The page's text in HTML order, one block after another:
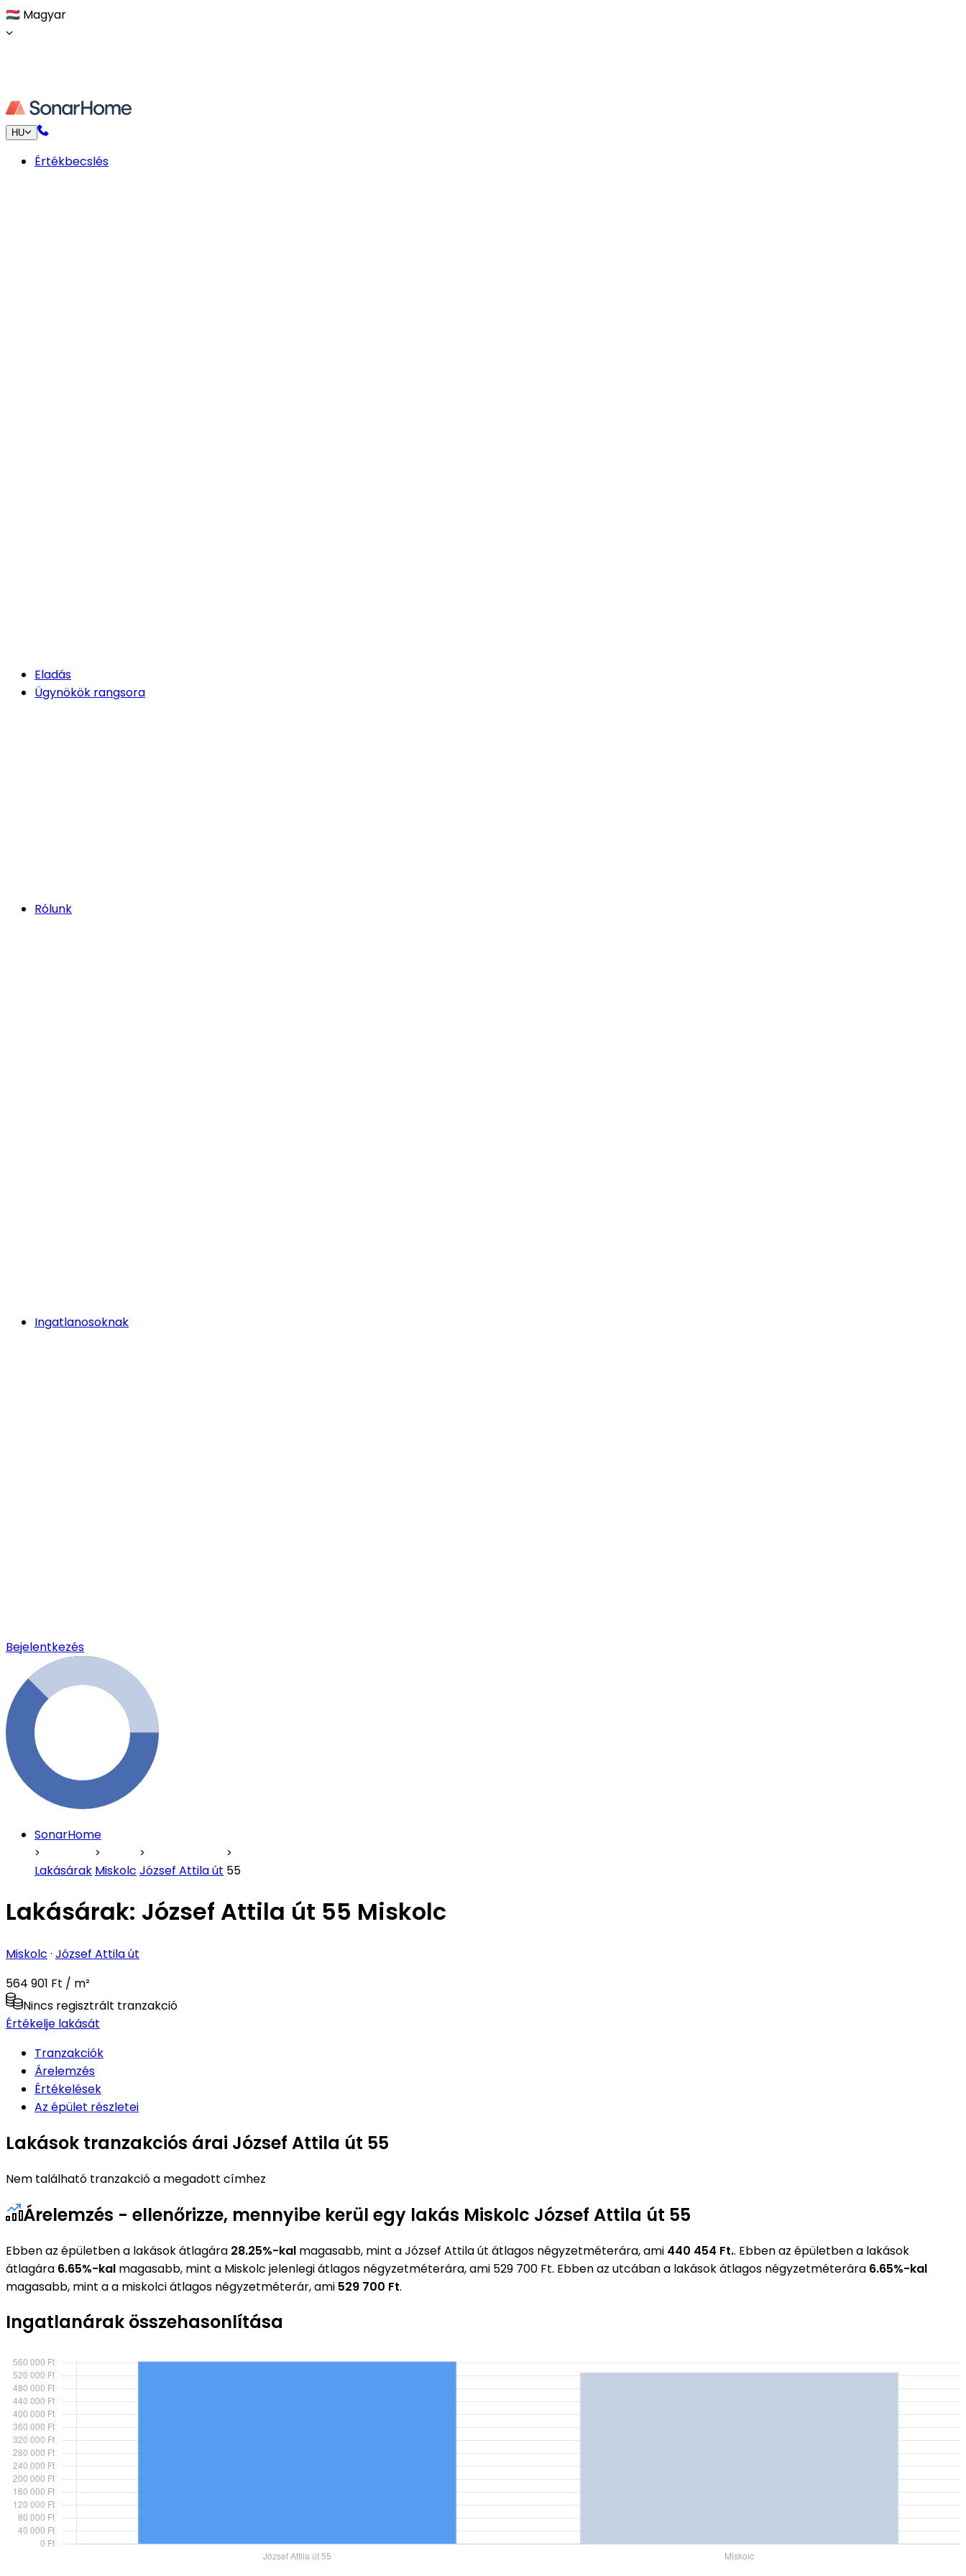
🇭🇺 Magyar
HU
Értékbecslés
Eladás
Ügynökök rangsora
Rólunk
Ingatlanosoknak
Bejelentkezés
SonarHome
Lakásárak Miskolc József Attila út 55
Lakásárak: József Attila út 55 Miskolc
Miskolc · József Attila út
564 901 Ft / m²
Nincs regisztrált tranzakció
Értékelje lakását
Tranzakciók
Árelemzés
Értékelések
Az épület részletei
Lakások tranzakciós árai József Attila út 55
Nem található tranzakció a megadott címhez
Árelemzés - ellenőrizze, mennyibe kerül egy lakás Miskolc József Attila út 55
Ebben az épületben a lakások átlagára 28.25%-kal magasabb, mint a József Attila út átlagos négyzetméterára, ami 440 454 Ft.. Ebben az épületben a lakások
átlagára 6.65%-kal magasabb, mint a Miskolc jelenlegi átlagos négyzetméterára, ami 529 700 Ft. Ebben az utcában a lakások átlagos négyzetméterára 6.65%-kal
magasabb, mint a a miskolci átlagos négyzetméterár, ami 529 700 Ft.
Ingatlanárak összehasonlítása